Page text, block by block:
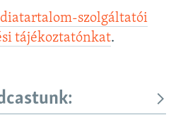
szolgáltatói
tájékoztatónkat.